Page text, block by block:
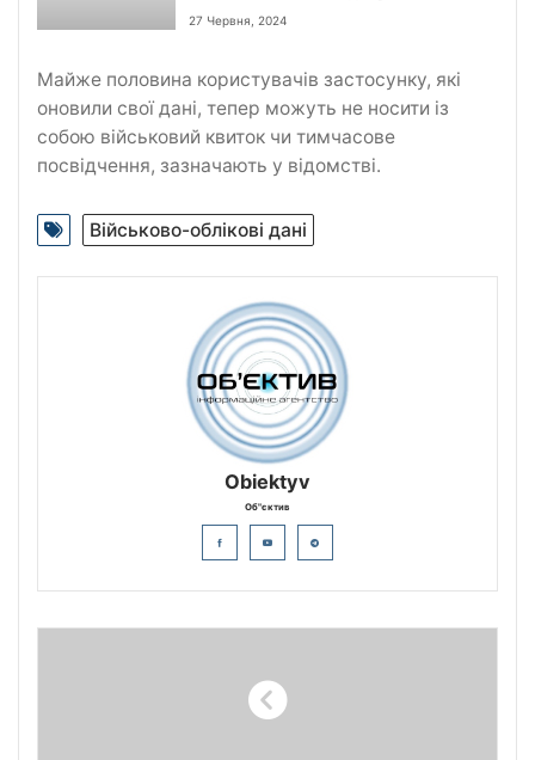
онлайн через Резерв+ — Міноборони.
27 Червня, 2024
Майже половина користувачів застосунку, які
оновили свої дані, тепер можуть не носити із
собою військовий квиток чи тимчасове
посвідчення, зазначають у відомстві.
Військово-облікові дані
Obiektyv
Об"єктив